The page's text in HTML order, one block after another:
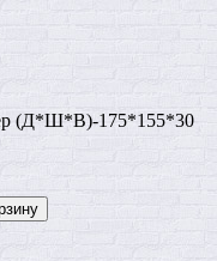
(Д*Ш*В)-175*155*30